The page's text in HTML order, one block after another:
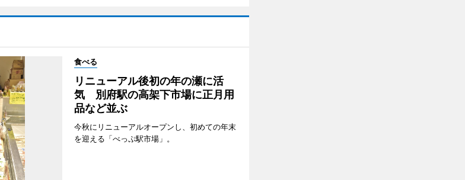
食べる
リニューアル後初の年の瀬に活
気 別府駅の高架下市場に正月用
品など並ぶ
今秋にリニューアルオープンし、初めての年末
を迎える「べっぷ駅市場」。